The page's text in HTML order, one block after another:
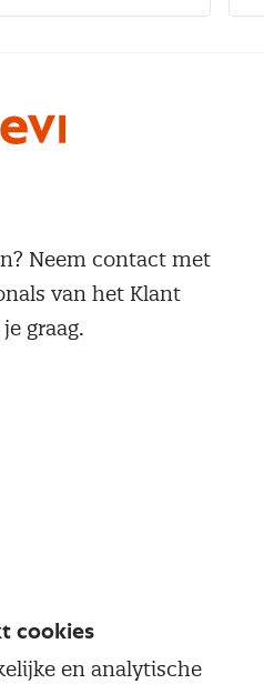
Neem contact met
van het Klant
graag.
cookies
en analytische